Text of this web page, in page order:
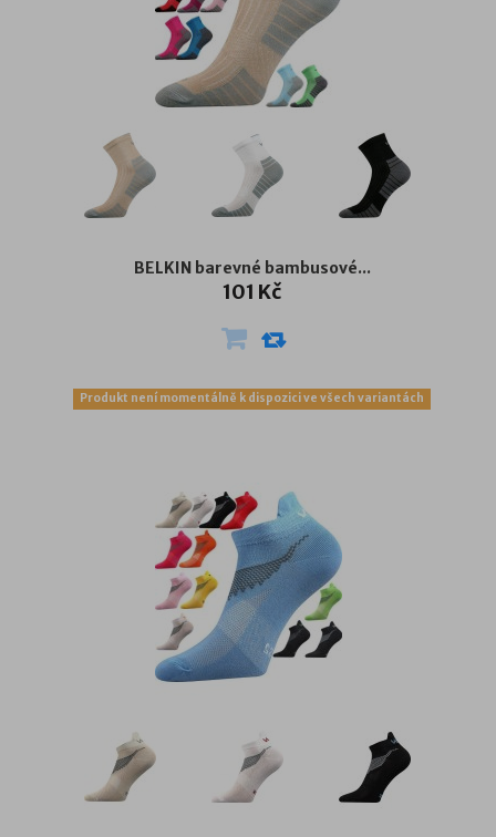
BELKIN barevné bambusové...
101 Kč
Produkt není momentálně k dispozici ve všech variantách